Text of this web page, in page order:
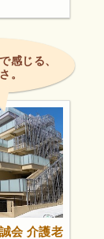
感じる、
。
会 介護老